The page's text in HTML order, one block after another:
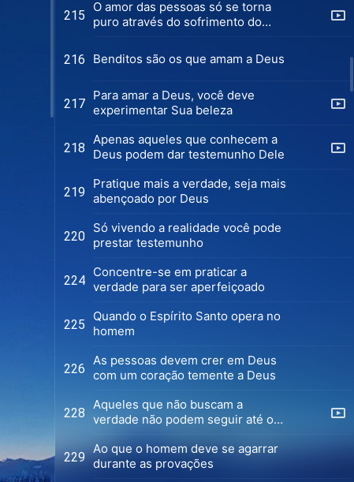
215
O amor das pessoas só se torna
puro através do sofrimento do
216
Benditos são os que amam a Deus
217
Para amar a Deus, você deve
experimentar Sua beleza
218
Apenas aqueles que conhecem a
Deus podem dar testemunho Dele
219
Pratique mais a verdade, seja mais
abençoado por Deus
220
Só vivendo a realidade você pode
prestar testemunho
224
Concentre-se em praticar a
verdade para ser aperfeiçoado
225
Quando o Espírito Santo opera no
homem
226
As pessoas devem crer em Deus
com um coração temente a Deus
228
Aqueles que não buscam a
verdade não podem seguir até o
229
Ao que o homem deve se agarrar
durante as provações